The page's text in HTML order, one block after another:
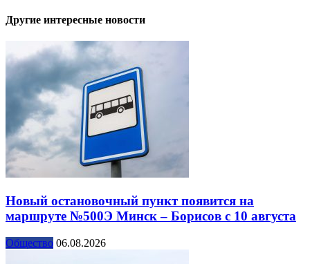
Другие интересные новости
Новый остановочный пункт появится на
маршруте №500Э Минск – Борисов с 10 августа
Общество 06.08.2026